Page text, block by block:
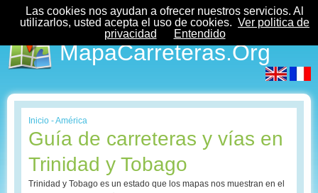
MapaCarreteras.Org
Inicio -América
Guía de carreteras y vías en
Trinidad y Tobago
Trinidad y Tobago es un estado que los mapas nos muestran en el
Las cookies nos ayudan a ofrecer nuestros servicios. Al
utilizarlos, usted acepta el uso de cookies. Ver politica de
privacidad
Entendido